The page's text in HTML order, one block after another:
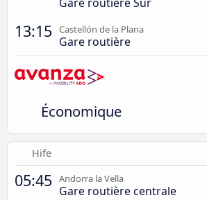
13:15 Castellón de la Plana
Gare routière
Économique
Hife
05:45 Andorra la Vella
Gare routière centrale